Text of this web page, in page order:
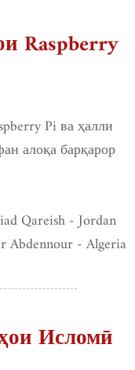
Raspberry
Pi ва ҳалли
алоқа барқарор
Qareish - Jordan
Abdennour - Algeria
Исломӣ